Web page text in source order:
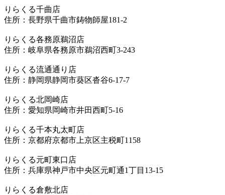
りらくる千曲店
住所：長野県千曲市鋳物師屋181-2
りらくる各務原鵜沼店
住所：岐阜県各務原市鵜沼西町3-243
りらくる流通通り店
住所：静岡県静岡市葵区沓谷6-17-7
りらくる北岡崎店
住所：愛知県岡崎市井田西町5-16
りらくる千本丸太町店
住所：京都府京都市上京区主税町1158
りらくる元町東口店
住所：兵庫県神戸市中央区元町通1丁目13-15
りらくる倉敷北店